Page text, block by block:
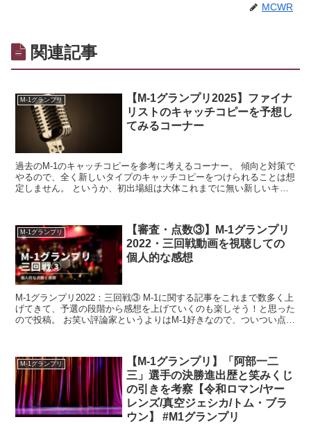
MCWR
関連記事
M-1グランプリ
【M-1グランプリ2025】ファイナ
リストのキャッチコピーを予想し
てみるコーナー
過去のM-1のキャッチコピーを参考に考えるコーナー。 傾向と対策で
やるので、全く新しいタイプのキャッチコピーをつけられることは想
定しません。 というか、初出場組は大体これまでに無い新しいキャ
M-1グランプリ
【審査・点数③】M-1グランプリ
2022・三回戦動画を視聴しての
個人的な感想
M-1グランプリ2022：三回戦③ M-1に関する記事をこれまで数多く上
げてきて、予選の段階から感想を上げていくのも楽しそう！と思った
ので投稿。 お笑い評論家というよりはM-1好きなので、ついつい点数
M-1グランプリ
【M-1グランプリ】「阿部一二
三」選手の決勝進出歴と笑みくじ
の引きを考察【令和ロマン/ヤー
レンズ/真空ジェシカ/トム・ブラ
ウン】 #M1グランプリ